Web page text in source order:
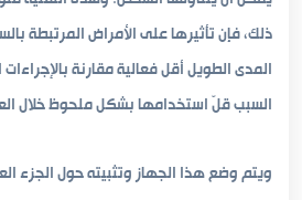
ذلك، فإن تأثيرها على الأمراض المرتبطة
المدى الطويل أقل فعالية مقارنة بالإجراءات
السبب قلّ استخدامها بشكل ملحوظ خلال
ويتم وضع هذا الجهاز وتثبيته حول الجزء